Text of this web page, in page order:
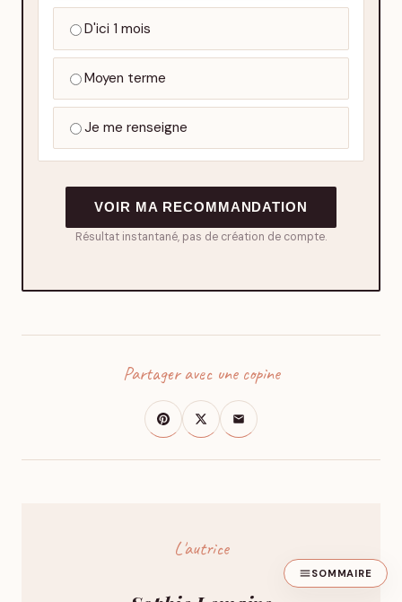
D'ici 1 mois
Moyen terme
Je me renseigne
VOIR MA RECOMMANDATION
Résultat instantané, pas de création de compte.
Partager avec une copine
L'autrice
SOMMAIRE